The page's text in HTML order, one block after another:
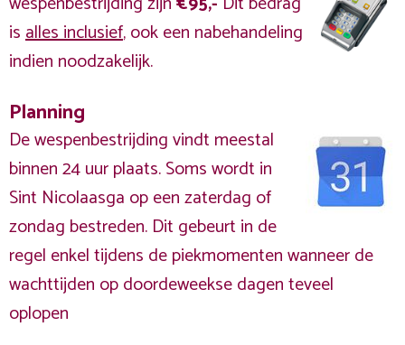
isalles inclusief, ook een nabehandeling
indien noodzakelijk.
Planning
De wespenbestrijding vindt meestal
binnen 24 uur plaats. Soms wordt in
Sint Nicolaasga op een zaterdag of
zondag bestreden. Dit gebeurt in de
regel enkel tijdens de piekmomenten wanneer de
wachttijden op doordeweekse dagen teveel
oplopen